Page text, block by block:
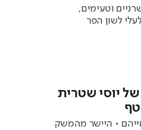
וטעימים,
לשון הפר
יוסי שטרית
• היישר מהמשק